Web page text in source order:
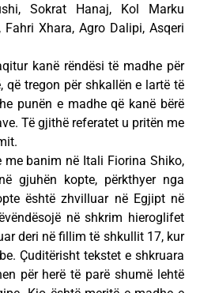
Sokrat Hanaj, Kol Marku
Xhara, Agro Dalipi, Asqeri
kanë rëndësi të madhe për
që tregon për shkallën e lartë të
punën e madhe që kanë bërë
Të gjithë referatet u pritën me
me banim në Itali Fiorina Shiko,
gjuhën kopte, përkthyer nga
është zhvilluar në Egjipt në
në shkrim hieroglifet
deri në fillim të shkullit 17, kur
Çuditërisht tekstet e shkruara
për herë të parë shumë lehtë